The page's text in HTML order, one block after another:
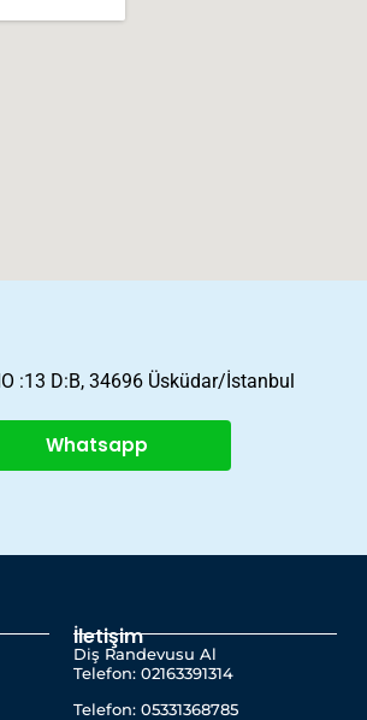
:13 D:B, 34696 Üsküdar/İstanbul
Whatsapp
İletişim
Diş Randevusu Al
Telefon: 02163391314
Telefon: 05331368785